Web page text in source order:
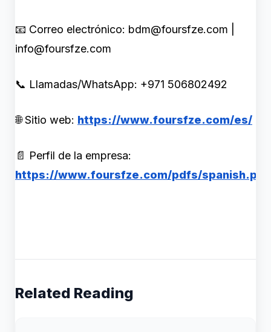
📧 Correo electrónico: bdm@foursfze.com |
info@foursfze.com
📞 Llamadas/WhatsApp: +971 506802492
🌐 Sitio web: https://www.foursfze.com/es/
📄 Perfil de la empresa:
https://www.foursfze.com/pdfs/spanish.pdf
Related Reading